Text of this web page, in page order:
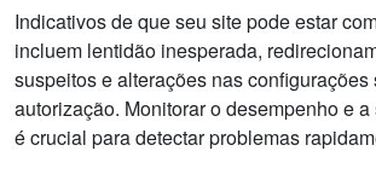
Indicativos de que seu site pode estar
incluem lentidão inesperada,
suspeitos e alterações nas configurações
autorização. Monitorar o desempenho e
é crucial para detectar problemas